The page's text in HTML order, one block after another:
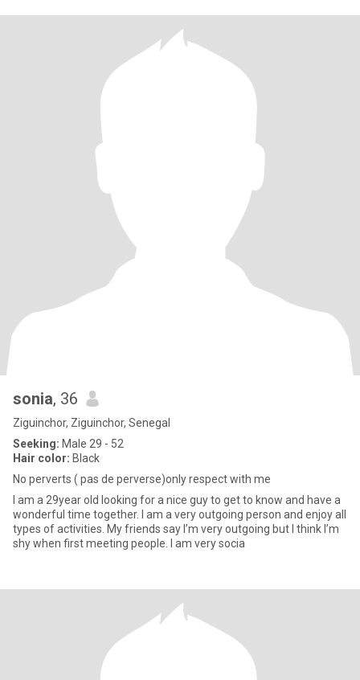
sonia, 36
Ziguinchor, Ziguinchor, Senegal
Seeking: Male 29 - 52
Hair color: Black
No perverts ( pas de perverse)only respect with me
I am a 29year old looking for a nice guy to get to know and have a
wonderful time together. I am a very outgoing person and enjoy all
types of activities. My friends say I’m very outgoing but I think I’m
shy when first meeting people. I am very socia